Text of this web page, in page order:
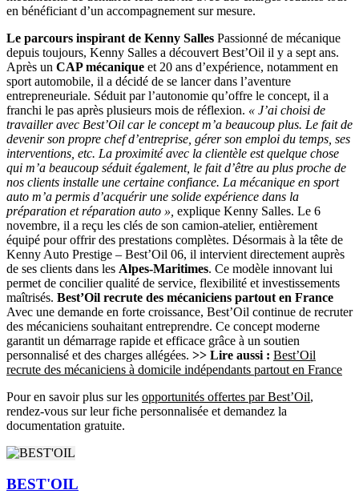
en bénéficiant d’un accompagnement sur mesure.
Le parcours inspirant de Kenny Salles Passionné de mécanique
depuis toujours, Kenny Salles a découvert Best’Oil il y a sept ans.
Après un CAP mécanique et 20 ans d’expérience, notamment en
sport automobile, il a décidé de se lancer dans l’aventure
entrepreneuriale. Séduit par l’autonomie qu’offre le concept, il a
franchi le pas après plusieurs mois de réflexion. « J’ai choisi de
travailler avec Best’Oil car le concept m’a beaucoup plus. Le fait de
devenir son propre chef d’entreprise, gérer son emploi du temps, ses
interventions, etc. La proximité avec la clientèle est quelque chose
qui m’a beaucoup séduit également, le fait d’être au plus proche de
nos clients installe une certaine confiance. La mécanique en sport
auto m’a permis d’acquérir une solide expérience dans la
préparation et réparation auto », explique Kenny Salles. Le 6
novembre, il a reçu les clés de son camion-atelier, entièrement
équipé pour offrir des prestations complètes. Désormais à la tête de
Kenny Auto Prestige – Best’Oil 06, il intervient directement auprès
de ses clients dans les Alpes-Maritimes. Ce modèle innovant lui
permet de concilier qualité de service, flexibilité et investissements
maîtrisés. Best’Oil recrute des mécaniciens partout en France
Avec une demande en forte croissance, Best’Oil continue de recruter
des mécaniciens souhaitant entreprendre. Ce concept moderne
garantit un démarrage rapide et efficace grâce à un soutien
personnalisé et des charges allégées. >> Lire aussi : Best’Oil
recrute des mécaniciens à domicile indépendants partout en France
Pour en savoir plus sur les opportunités offertes par Best’Oil,
rendez-vous sur leur fiche personnalisée et demandez la
documentation gratuite.
BEST'OIL